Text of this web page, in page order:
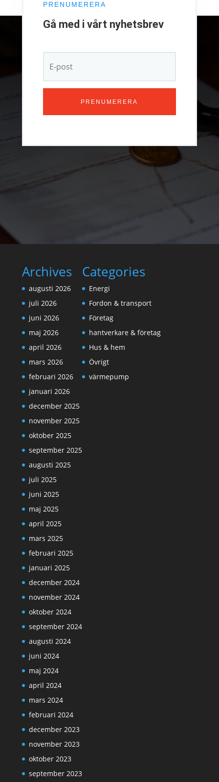
PRENUMERERA
Gå med i vårt nyhetsbrev
PRENUMERERA
Archives
augusti 2026
juli 2026
juni 2026
maj 2026
april 2026
mars 2026
februari 2026
januari 2026
december 2025
november 2025
oktober 2025
september 2025
augusti 2025
juli 2025
juni 2025
maj 2025
april 2025
mars 2025
februari 2025
januari 2025
december 2024
november 2024
oktober 2024
september 2024
augusti 2024
juni 2024
maj 2024
april 2024
mars 2024
februari 2024
december 2023
november 2023
oktober 2023
september 2023
Categories
Energi
Fordon & transport
Företag
hantverkare & företag
Hus & hem
Övrigt
värmepump